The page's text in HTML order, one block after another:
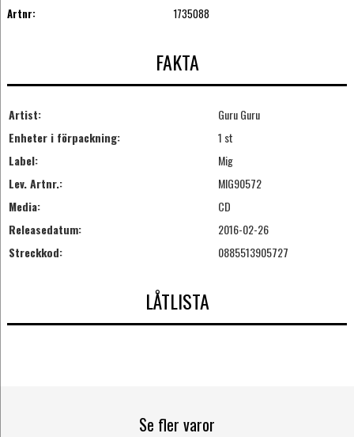
Artnr:
1735088
FAKTA
Artist:
Guru Guru
Enheter i förpackning:
1 st
Label:
Mig
Lev. Artnr.:
MIG90572
Media:
CD
Releasedatum:
2016-02-26
Streckkod:
0885513905727
LÅTLISTA
Se fler varor